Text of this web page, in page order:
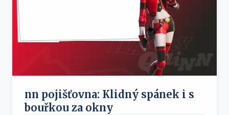
nn pojišťovna: Klidný spánek i s
bouřkou za okny